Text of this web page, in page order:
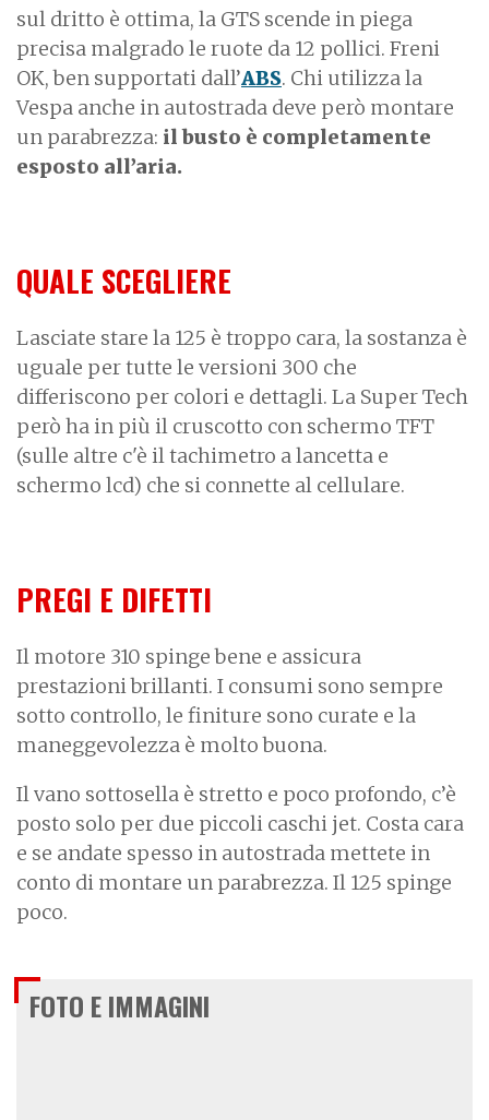
sul dritto è ottima, la GTS scende in piega
precisa malgrado le ruote da 12 pollici. Freni
OK, ben supportati dall’ABS. Chi utilizza la
Vespa anche in autostrada deve però montare
un parabrezza: il busto è completamente
esposto all’aria.
QUALE SCEGLIERE
Lasciate stare la 125 è troppo cara, la sostanza è
uguale per tutte le versioni 300 che
differiscono per colori e dettagli. La Super Tech
però ha in più il cruscotto con schermo TFT
(sulle altre c'è il tachimetro a lancetta e
schermo lcd) che si connette al cellulare.
PREGI E DIFETTI
Il motore 310 spinge bene e assicura
prestazioni brillanti. I consumi sono sempre
sotto controllo, le finiture sono curate e la
maneggevolezza è molto buona.
Il vano sottosella è stretto e poco profondo, c’è
posto solo per due piccoli caschi jet. Costa cara
e se andate spesso in autostrada mettete in
conto di montare un parabrezza. Il 125 spinge
poco.
FOTO E IMMAGINI